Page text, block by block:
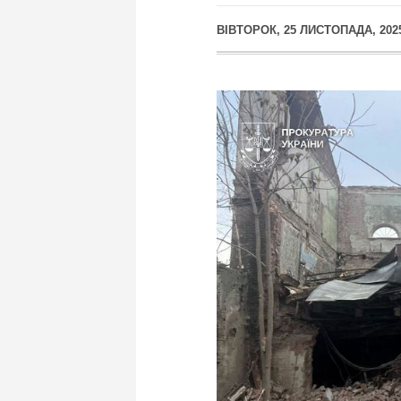
ВІВТОРОК, 25 ЛИСТОПАДА,